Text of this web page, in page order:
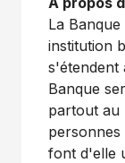
La
institution
s'étendent
Banque
partout au
font d'elle